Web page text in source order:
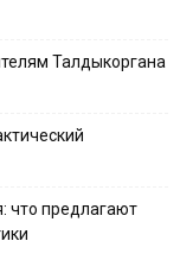
Талдыкоргана
что предлагают